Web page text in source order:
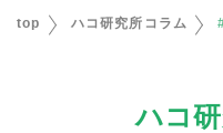
top ハコ研究所コラム
ハコ